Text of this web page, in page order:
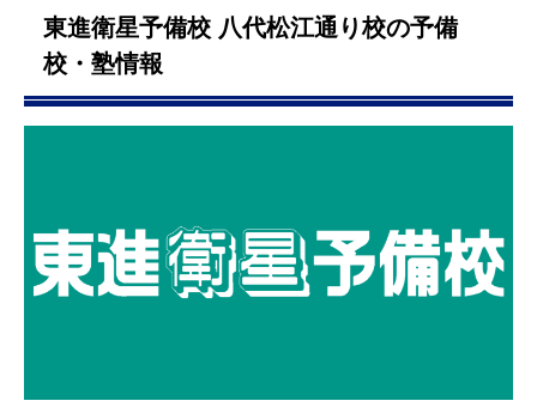
東進衛星予備校 八代松江通り校の予備
校・塾情報